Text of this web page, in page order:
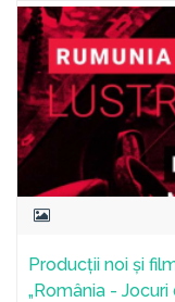
Producții noi și
„România -